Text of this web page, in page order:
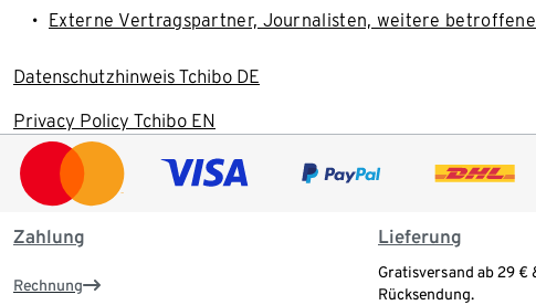
Externe Vertragspartner, Journalisten, weitere
Datenschutzhinweis Tchibo DE
Privacy Policy Tchibo EN
Zahlung
Rechnung
Lieferung
Gratisversand ab 29 €
Rücksendung.